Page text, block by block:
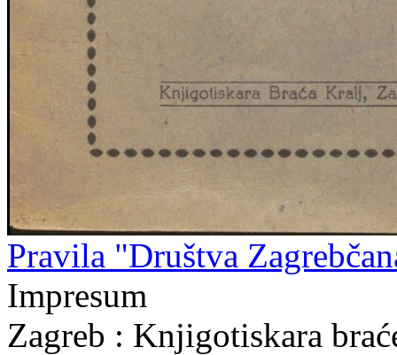
Pravila "Društva
Impresum
Zagreb : Knjigotiskara